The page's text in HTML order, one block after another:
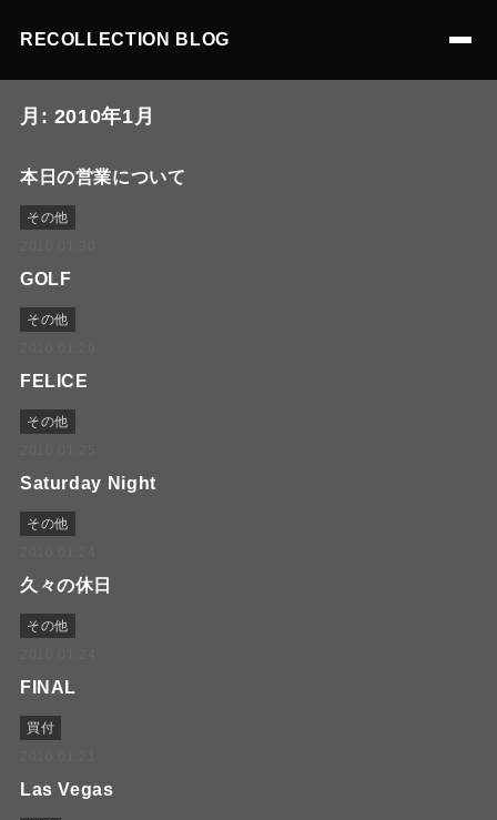
RECOLLECTION BLOG
月: 2010年1月
本日の営業について
その他
GOLF
その他
FELICE
その他
Saturday Night
その他
久々の休日
その他
FINAL
買付
Las Vegas